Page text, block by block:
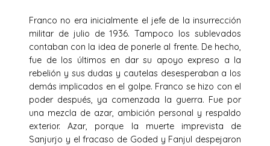
Franco no era inicialmente el jefe de la insurrección
militar de julio de 1936. Tampoco los sublevados
contaban con la idea de ponerle al frente. De hecho,
fue de los últimos en dar su apoyo expreso a la
rebelión y sus dudas y cautelas desesperaban a los
demás implicados en el golpe. Franco se hizo con el
poder después, ya comenzada la guerra. Fue por
una mezcla de azar, ambición personal y respaldo
exterior. Azar, porque la muerte imprevista de
Sanjurjo y el fracaso de Goded y Fanjul despejaron